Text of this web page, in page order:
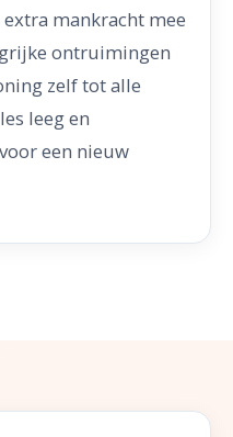
mankracht mee
ontruimingen
zelf tot alle
leeg en
een nieuw